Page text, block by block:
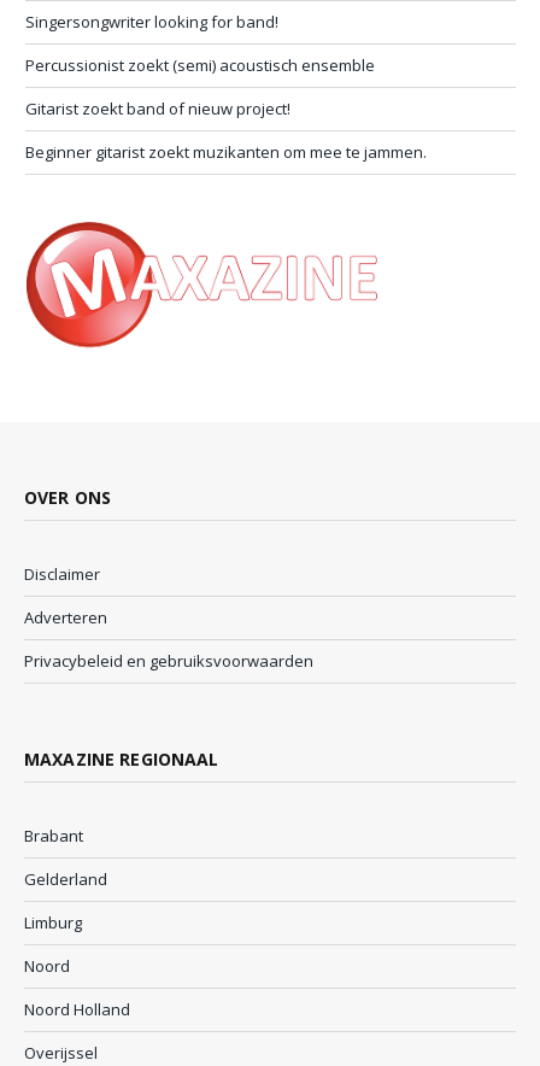
Singersongwriter looking for band!
Percussionist zoekt (semi) acoustisch ensemble
Gitarist zoekt band of nieuw project!
Beginner gitarist zoekt muzikanten om mee te jammen.
OVER ONS
Disclaimer
Adverteren
Privacybeleid en gebruiksvoorwaarden
MAXAZINE REGIONAAL
Brabant
Gelderland
Limburg
Noord
Noord Holland
Overijssel